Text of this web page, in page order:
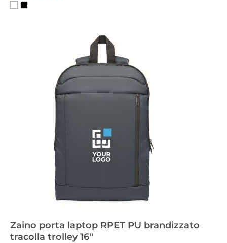
Zaino porta laptop RPET PU brandizzato
tracolla trolley 16''